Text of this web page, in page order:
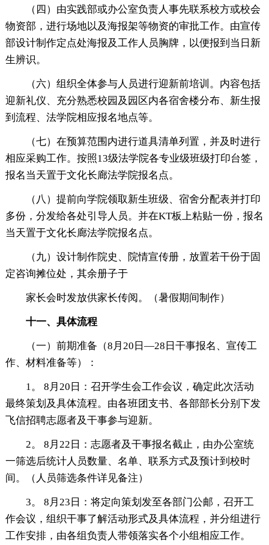
（四）由实践部或办公室负责人事先联系校方或校会
物资部，进行场地以及海报架等物资的审批工作。由宣传
部设计制作定点处海报及工作人员胸牌，以便报到当日新
生辨识。
（六）组织全体参与人员进行迎新前培训。内容包括
迎新礼仪、充分熟悉校园及园区内各宿舍楼分布、新生报
到流程、法学院相应报名地点等。
（七）在预算范围内进行道具清单列置，并及时进行
相应采购工作。按照13级法学院各专业级班级打印台签，
报名当天置于文化长廊法学院报名点。
（八）提前向学院领取新生班级、宿舍分配表并打印
多份，分发给各处引导人员。并在KT板上粘贴一份，报名
当天置于文化长廊法学院报名点。
（九）设计制作院史、院情宣传册，放置若干份于固
定咨询摊位处，其余册子于
家长会时发放供家长传阅。（暑假期间制作）
十一、具体流程
（一）前期准备（8月20日—28日干事报名、宣传工
作、材料准备等）：
1。 8月20日：召开学生会工作会议，确定此次活动
最终策划及具体流程。由各班团支书、各部部长分别下发
飞信招聘志愿者及干事参与迎新。
2。 8月22日：志愿者及干事报名截止，由办公室统
一筛选后统计人员数量、名单、联系方式及预计到校时
间。（人员筛选条件详见备注）
3。 8月23日：将定向策划发至各部门公邮，召开工
作会议，组织干事了解活动形式及具体流程，并分组进行
工作安排，由各组负责人带领落实各个小组相应工作。